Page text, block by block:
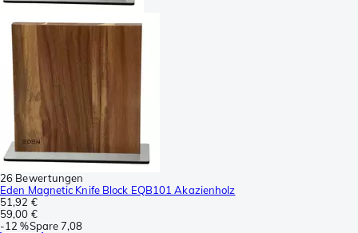
26 Bewertungen
Eden Magnetic Knife Block EQB101 Akazienholz
51,92 €
59,00 €
-12 %Spare7,08